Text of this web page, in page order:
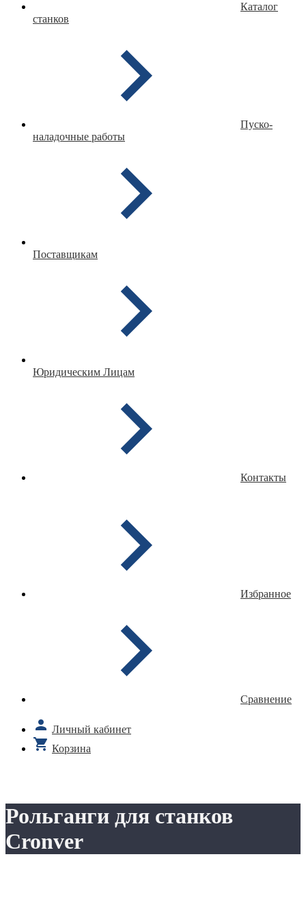
Каталог
станков
Пуско-
наладочные работы
Поставщикам
Юридическим Лицам
Контакты
Избранное
Сравнение
Личный кабинет
Корзина
Рольганги для станков
Cronver